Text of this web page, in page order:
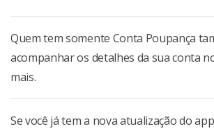
Quem tem somente Conta Poupança
acompanhar os detalhes da sua conta
mais.
Se você já tem a nova atualização do